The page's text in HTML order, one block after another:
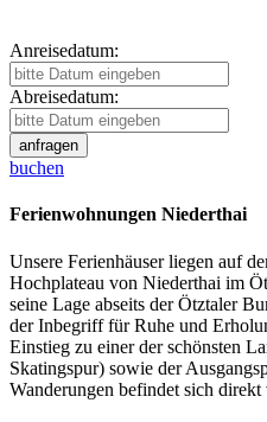
Anreisedatum:
Abreisedatum:
buchen
Ferienwohnungen Niederthai
Unsere Ferienhäuser liegen auf
Hochplateau von Niederthai im
seine Lage abseits der Ötztaler
der Inbegriff für Ruhe und
Einstieg zu einer der schönsten
Skatingspur) sowie der
Wanderungen befindet sich direkt